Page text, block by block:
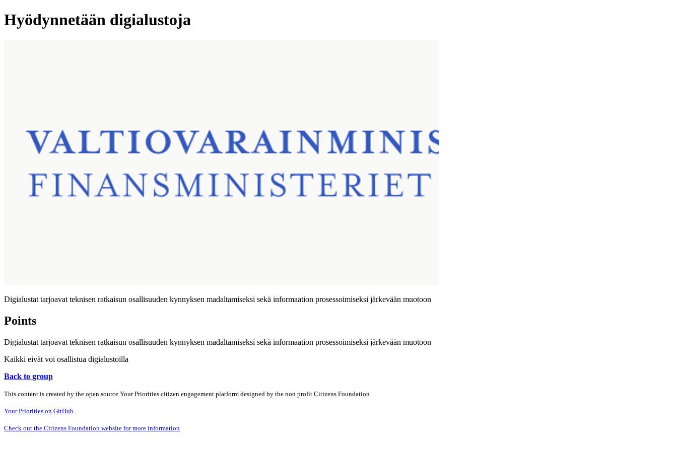
Hyödynnetään digialustoja
Digialustat tarjoavat teknisen ratkaisun osallisuuden kynnyksen madaltamiseksi sekä informaation prosessoimiseksi järkevään muotoon
Points
Digialustat tarjoavat teknisen ratkaisun osallisuuden kynnyksen madaltamiseksi sekä informaation prosessoimiseksi järkevään muotoon
Kaikki eivät voi osallistua digialustoilla
Back to group
This content is created by the open source Your Priorities citizen engagement platform designed by the non profit Citizens Foundation
Your Priorities on GitHub
Check out the Citizens Foundation website for more information